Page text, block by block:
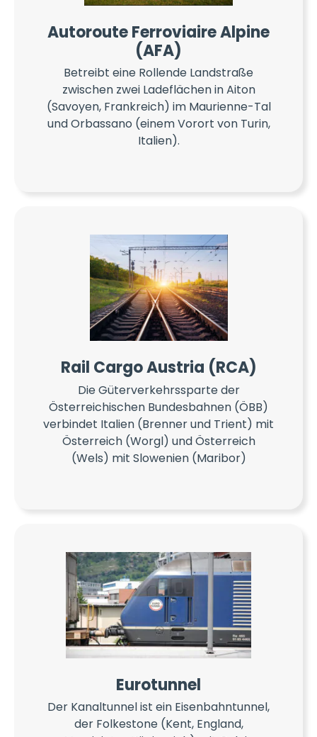
Autoroute Ferroviaire Alpine
(AFA)
Betreibt eine Rollende Landstraße
zwischen zwei Ladeflächen in Aiton
(Savoyen, Frankreich) im Maurienne-Tal
und Orbassano (einem Vorort von Turin,
Italien).
Rail Cargo Austria (RCA)
Die Güterverkehrssparte der
Österreichischen Bundesbahnen (ÖBB)
verbindet Italien (Brenner und Trient) mit
Österreich (Worgl) und Österreich
(Wels) mit Slowenien (Maribor)
Eurotunnel
Der Kanaltunnel ist ein Eisenbahntunnel,
der Folkestone (Kent, England,